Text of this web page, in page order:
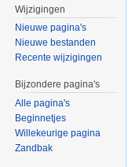
Wijzigingen
Nieuwe pagina's
Nieuwe bestanden
Recente wijzigingen
Bijzondere pagina's
Alle pagina's
Beginnetjes
Willekeurige pagina
Zandbak